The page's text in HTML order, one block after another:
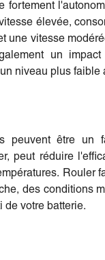
fortement
élevée,
une vitesse
un
niveau plus faible
peuvent être un
peut réduire
Rouler
des conditions
de votre batterie.